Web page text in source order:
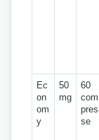
Ec
on
om
y
50
mg
60
com
pres
se